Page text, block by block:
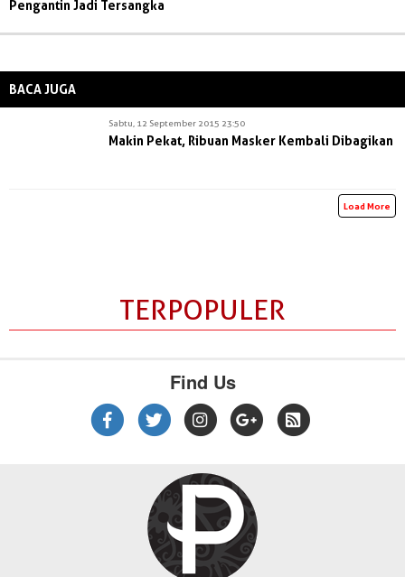
Pengantin Jadi Tersangka
BACA JUGA
Sabtu, 12 September 2015 23:50
Makin Pekat, Ribuan Masker Kembali Dibagikan
Load More
TERPOPULER
Find Us